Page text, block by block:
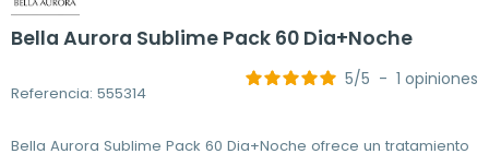
Bella Aurora Sublime Pack 60 Dia+Noche
Referencia: 555314
5/5 - 1 opiniones
Bella Aurora Sublime Pack 60 Dia+Noche ofrece un tratamiento